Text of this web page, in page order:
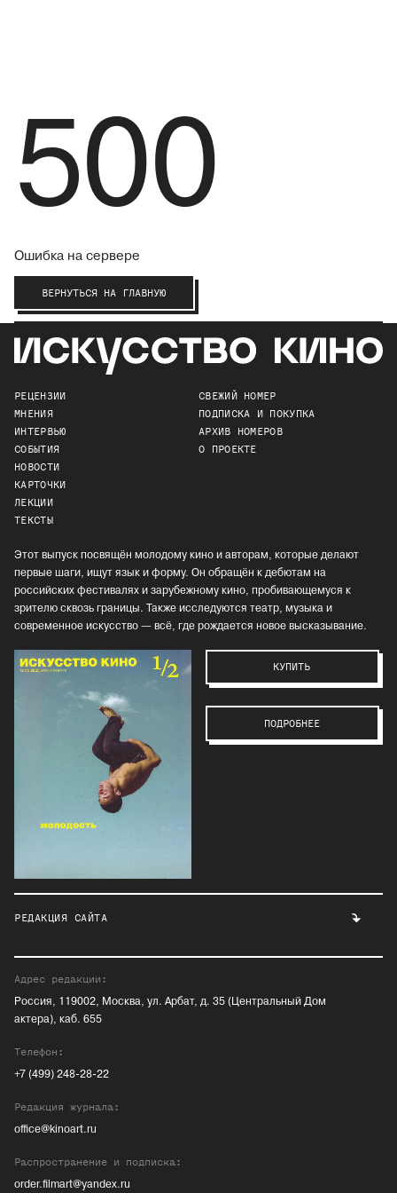
500
Ошибка на сервере
ВЕРНУТЬСЯ НА ГЛАВНУЮ
РЕЦЕНЗИИ
МНЕНИЯ
ИНТЕРВЬЮ
СОБЫТИЯ
НОВОСТИ
КАРТОЧКИ
ЛЕКЦИИ
ТЕКСТЫ
СВЕЖИЙ НОМЕР
ПОДПИСКА И ПОКУПКА
АРХИВ НОМЕРОВ
О ПРОЕКТЕ
Этот выпуск посвящён молодому кино и авторам, которые делают
первые шаги, ищут язык и форму. Он обращён к дебютам на
российских фестивалях и зарубежному кино, пробивающемуся к
зрителю сквозь границы. Также исследуются театр, музыка и
современное искусство — всё, где рождается новое высказывание.
КУПИТЬ
ПОДРОБНЕЕ
РЕДАКЦИЯ САЙТА
Адрес редакции:
Россия, 119002, Москва, ул. Арбат, д. 35 (Центральный Дом
актера), каб. 655
Телефон:
+7 (499) 248-28-22
Редакция журнала:
office@kinoart.ru
Распространение и подписка:
order.filmart@yandex.ru